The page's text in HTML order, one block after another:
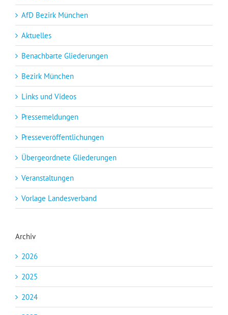
AfD Bezirk München
Aktuelles
Benachbarte Gliederungen
Bezirk München
Links und Videos
Pressemeldungen
Presseveröffentlichungen
Übergeordnete Gliederungen
Veranstaltungen
Vorlage Landesverband
Archiv
2026
2025
2024